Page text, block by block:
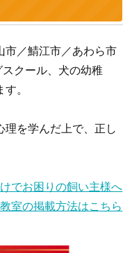
市／鯖江市／あわら市
クール、犬の幼稚
。
理を学んだ上で、正し
でお困りの飼い主様へ
室の掲載方法はこちら